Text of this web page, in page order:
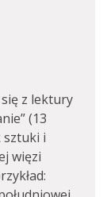
z lektury
(13
sztuki i
więzi